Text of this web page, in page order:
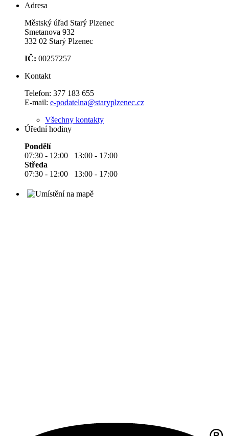
Adresa
Městský úřad Starý Plzenec
Smetanova 932
332 02 Starý Plzenec
IČ: 00257257
Kontakt
Telefon: 377 183 655
E-mail: e-podatelna@staryplzenec.cz
Všechny kontakty
Úřední hodiny
Pondělí
07:30 - 12:00 13:00 - 17:00
Středa
07:30 - 12:00 13:00 - 17:00